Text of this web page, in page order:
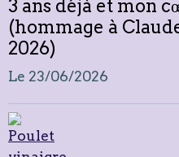
3 ans déjà et mon
(hommage à
2026)
Le 23/06/2026